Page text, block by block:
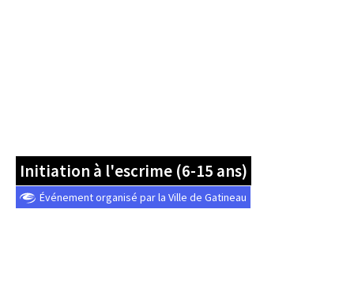
Initiation à l'escrime (6-15 ans)
Événement organisé par la Ville de Gatineau